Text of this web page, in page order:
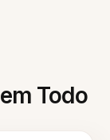
Todo